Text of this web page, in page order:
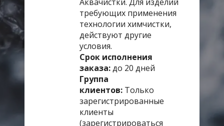
требующих применения
технологии химчистки,
действуют другие
условия.
Срок исполнения
заказа:до 20 дней
Группа
клиентов: Только
зарегистрированные
клиенты
(зарегистрироваться